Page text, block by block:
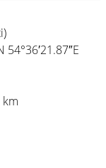
sport. Calcio,
anche tennis,
e gli appassionati
completa e
è formata da
nel gioco di
e le rilanciano
basso quando
km